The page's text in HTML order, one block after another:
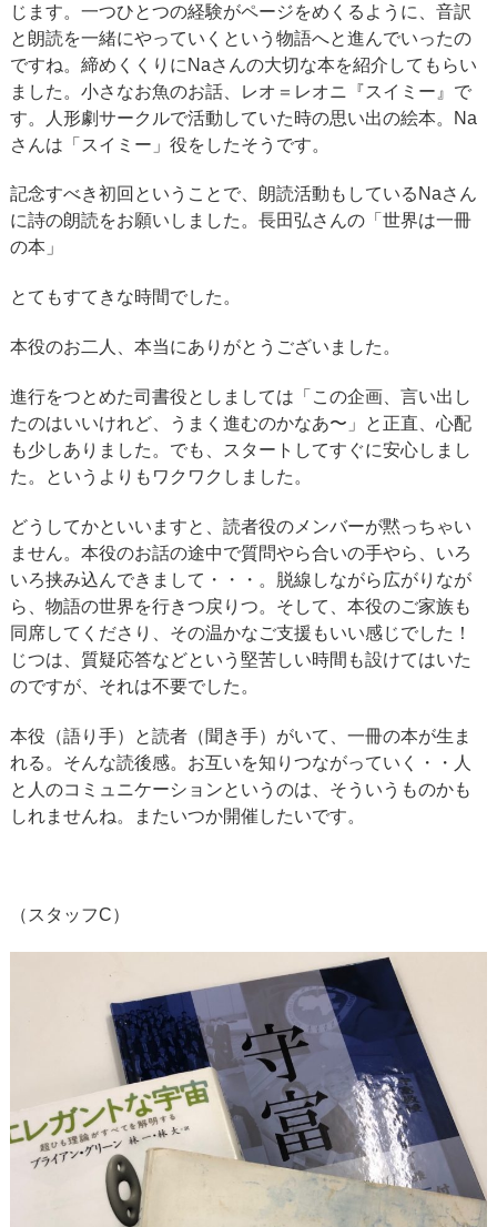
じます。一つひとつの経験がページをめくるように、音訳
と朗読を一緒にやっていくという物語へと進んでいったの
ですね。締めくくりにNaさんの大切な本を紹介してもらい
ました。小さなお魚のお話、レオ＝レオニ『スイミー』で
す。人形劇サークルで活動していた時の思い出の絵本。Na
さんは「スイミー」役をしたそうです。
記念すべき初回ということで、朗読活動もしているNaさん
に詩の朗読をお願いしました。長田弘さんの「世界は一冊
の本」
とてもすてきな時間でした。
本役のお二人、本当にありがとうございました。
進行をつとめた司書役としましては「この企画、言い出し
たのはいいけれど、うまく進むのかなあ〜」と正直、心配
も少しありました。でも、スタートしてすぐに安心しまし
た。というよりもワクワクしました。
どうしてかといいますと、読者役のメンバーが黙っちゃい
ません。本役のお話の途中で質問やら合いの手やら、いろ
いろ挟み込んできまして・・・。脱線しながら広がりなが
ら、物語の世界を行きつ戻りつ。そして、本役のご家族も
同席してくださり、その温かなご支援もいい感じでした！
じつは、質疑応答などという堅苦しい時間も設けてはいた
のですが、それは不要でした。
本役（語り手）と読者（聞き手）がいて、一冊の本が生ま
れる。そんな読後感。お互いを知りつながっていく・・人
と人のコミュニケーションというのは、そういうものかも
しれませんね。またいつか開催したいです。
（スタッフC）